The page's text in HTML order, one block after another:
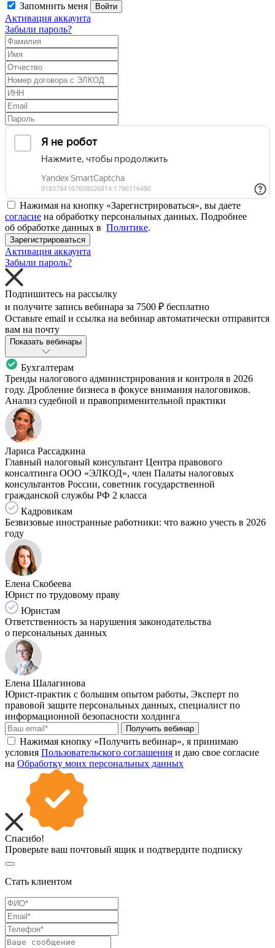
Запомнить меня Войти
Активация аккаунта
Забыли пароль?
Нажимая на кнопку «Зарегистрироваться», вы даете
согласие на обработку персональных данных. Подробнее
об обработке данных в Политике.
Зарегистрироваться
Активация аккаунта
Забыли пароль?
Подпишитесь на рассылку
и получите запись вебинара за 7500 ₽ бесплатно
Оставьте email и ссылка на вебинар автоматически отправится
вам на почту
Показать вебинары
Бухгалтерам
Тренды налогового администрирования и контроля в 2026
году. Дробление бизнеса в фокусе внимания налоговиков.
Анализ судебной и правоприменительной практики
Лариса Рассадкина
Главный налоговый консультант Центра правового
консалтинга ООО «ЭЛКОД», член Палаты налоговых
консультантов России, советник государственной
гражданской службы РФ 2 класса
Кадровикам
Безвизовые иностранные работники: что важно учесть в 2026
году
Елена Скобеева
Юрист по трудовому праву
Юристам
Ответственность за нарушения законодательства
о персональных данных
Елена Шалагинова
Юрист-практик с большим опытом работы, Эксперт по
правовой защите персональных данных, специалист по
информационной безопасности холдинга
Получить вебинар
Нажимая кнопку «Получить вебинар», я принимаю
условия Пользовательского соглашения и даю свое согласие
на Обработку моих персональных данных
Спасибо!
Проверьте ваш почтовый ящик и подтвердите подписку
Стать клиентом